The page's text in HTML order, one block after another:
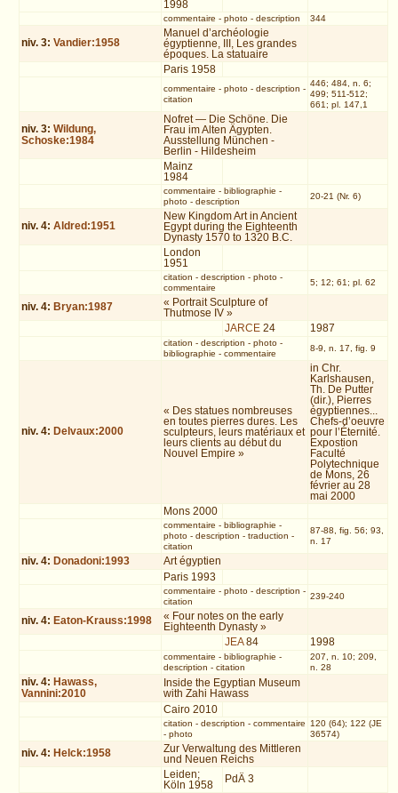
1998
commentaire - photo- description 344
niv. 3:Vandier:1958
Manuel d’archéologie
égyptienne, III, Les grandes
époques. La statuaire
Paris 1958
commentaire - photo- description -
citation
446; 484, n. 6;
499; 511-512;
661; pl. 147,1
niv. 3:Wildung,
Schoske:1984
Nofret — Die Schöne. Die
Frau im Alten Ägypten.
Ausstellung München -
Berlin - Hildesheim
Mainz
1984
commentaire - bibliographie -
photo- description
20-21 (Nr. 6)
niv. 4:Aldred:1951
New Kingdom Art in Ancient
Egypt during the Eighteenth
Dynasty 1570 to 1320 B.C.
London
1951
citation - description - photo-
commentaire
5; 12; 61; pl. 62
niv. 4: Bryan:1987
« Portrait Sculpture of
Thutmose IV »
JARCE 24 1987
citation - description - photo-
bibliographie - commentaire
8-9, n. 17, fig. 9
niv. 4: Delvaux:2000
« Des statues nombreuses
en toutes pierres dures. Les
sculpteurs, leurs matériaux et
leurs clients au début du
Nouvel Empire »
in Chr.
Karlshausen,
Th. De Putter
(dir.), Pierres
égyptiennes...
Chefs-d’oeuvre
pour l’Éternité.
Expostion
Faculté
Polytechnique
de Mons, 26
février au 28
mai 2000
Mons 2000
commentaire - bibliographie -
photo- description - traduction -
citation
87-88, fig. 56; 93,
n. 17
niv. 4: Donadoni:1993
Art égyptien
Paris 1993
commentaire - photo- description -
citation
239-240
niv. 4: Eaton-Krauss:1998
« Four notes on the early
Eighteenth Dynasty »
JEA84 1998
commentaire - bibliographie -
description - citation
207, n. 10; 209,
n. 28
niv. 4: Hawass,
Vannini:2010
Inside the Egyptian Museum
with Zahi Hawass
Cairo 2010
citation - description - commentaire
- photo
120 (64); 122 (JE
36574)
niv. 4: Helck:1958
Zur Verwaltung des Mittleren
und Neuen Reichs
Leiden;
Köln 1958
PdÄ 3